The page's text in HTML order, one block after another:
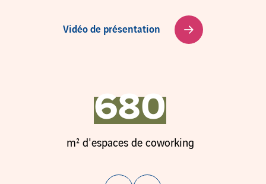
Vidéo de présentation
680
m² d'espaces de coworking